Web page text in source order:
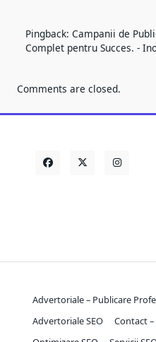
Pingback: Campanii de
Complet pentru Succes. -
Comments are closed.
Advertoriale – Publicare
Advertoriale SEO
Contact